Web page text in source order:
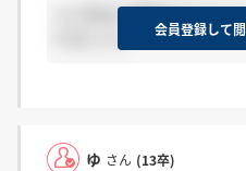
1ヶ月ほど連絡まちでつ
会員登録して
ゆ さん (13卒)